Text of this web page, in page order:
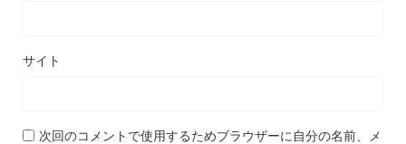
サイト
次回のコメントで使用するためブラウザーに自分の名前、メ